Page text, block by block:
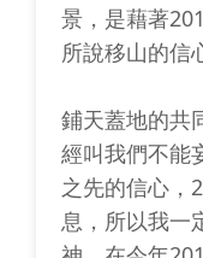
景，是藉著
所說移山的信
鋪天蓋地的共
經叫我們不能
之先的信心，
息，所以我一